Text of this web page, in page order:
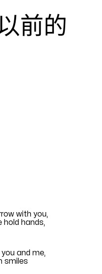
前的
with you,
hold hands,
and me,
smiles